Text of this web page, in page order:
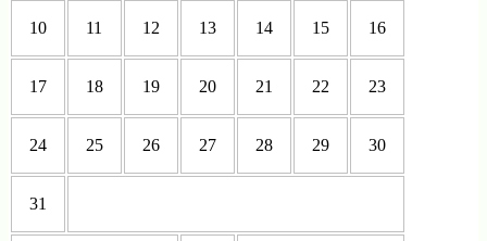
10 11 12 13 14 15 16
17 18 19 20 21 22 23
24 25 26 27 28 29 30
31